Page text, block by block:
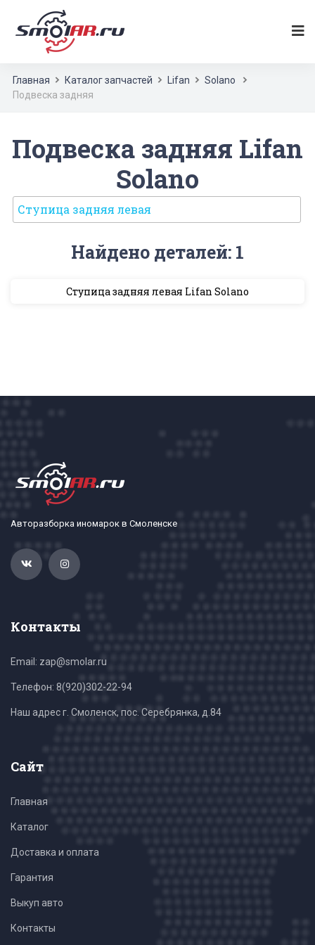
Главная Каталог запчастей Lifan
Solano
Подвеска задняя
Подвеска задняя Lifan
Solano
Ступица задняя левая
Найдено деталей: 1
Ступица задняя левая Lifan Solano
Авторазборка иномарок в Смоленске
Контакты
Email: zap@smolar.ru
Телефон: 8(920)302-22-94
Наш адрес г. Смоленск, пос. Серебрянка, д.84
Сайт
Главная
Каталог
Доставка и оплата
Гарантия
Выкуп авто
Контакты